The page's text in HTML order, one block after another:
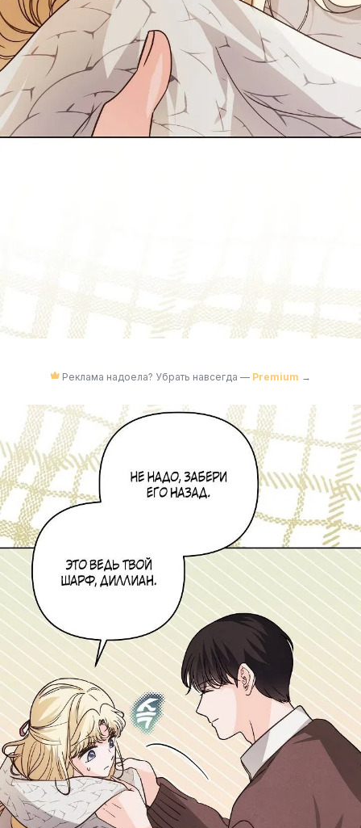
Реклама надоела? Убрать навсегда — Premium →